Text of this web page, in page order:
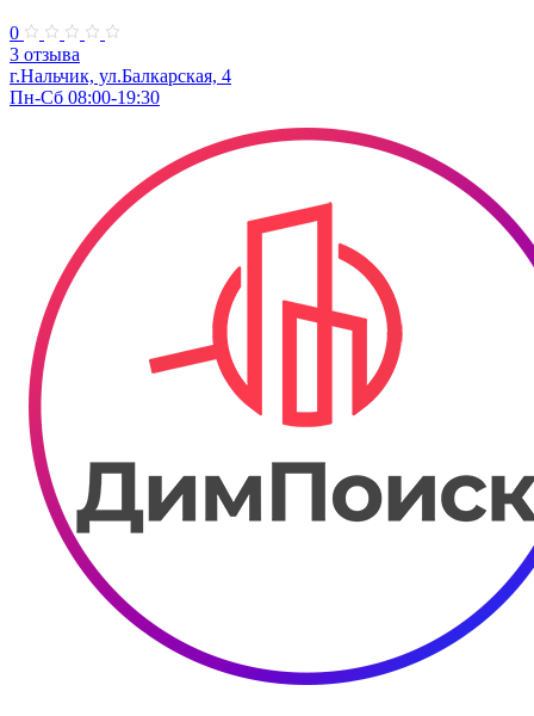
0
3 отзыва
г.Нальчик, ул.Балкарская, 4
Пн-Сб 08:00-19:30